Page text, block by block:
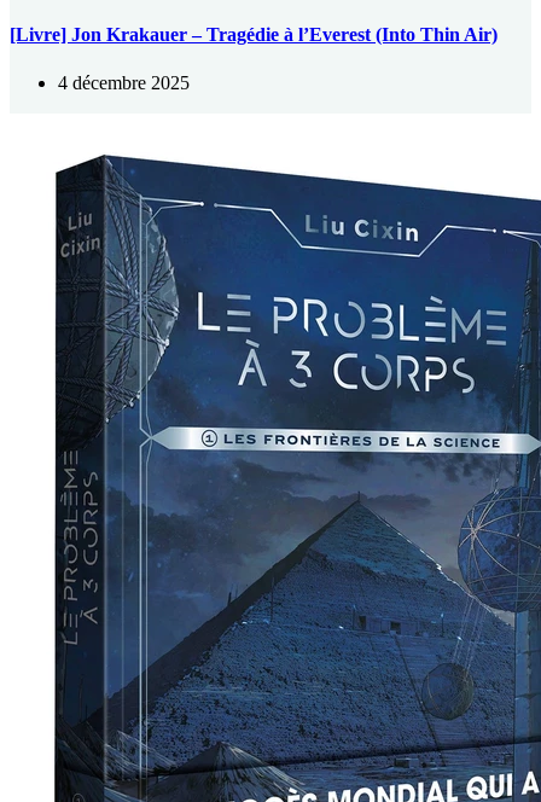
[Livre] Jon Krakauer – Tragédie à l’Everest (Into Thin Air)
4 décembre 2025